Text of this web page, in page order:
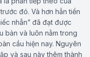
đó. Và hơn hẳn tiền
nhẫn” đã đạt được
bản và luôn nằm trong
cầu hiện nay. Nguyên
và sau này thêm thành